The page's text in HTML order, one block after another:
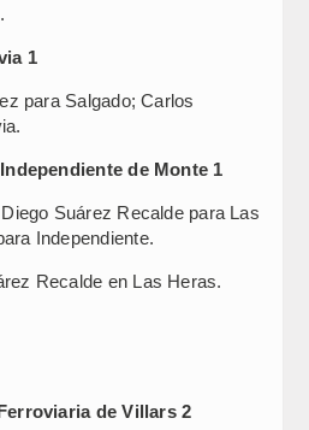
1
para Salgado; Carlos
de Monte 1
Suárez Recalde para Las
Independiente.
Recalde en Las Heras.
de Villars 2